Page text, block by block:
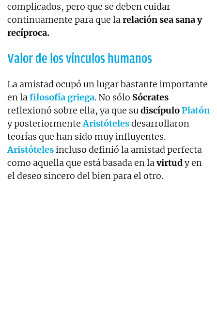
complicados, pero que se deben cuidar
continuamente para que larelación sea sana y
recíproca.
Valor de los vínculos humanos
La amistad ocupó un lugar bastante importante
en lafilosofía griega. No sólo Sócrates
reflexionó sobre ella, ya que sudiscípuloPlatón
y posteriormenteAristótelesdesarrollaron
teorías que han sido muy influyentes.
Aristótelesincluso definió la amistad perfecta
como aquella que está basada en lavirtudy en
el deseo sincero del bien para el otro.